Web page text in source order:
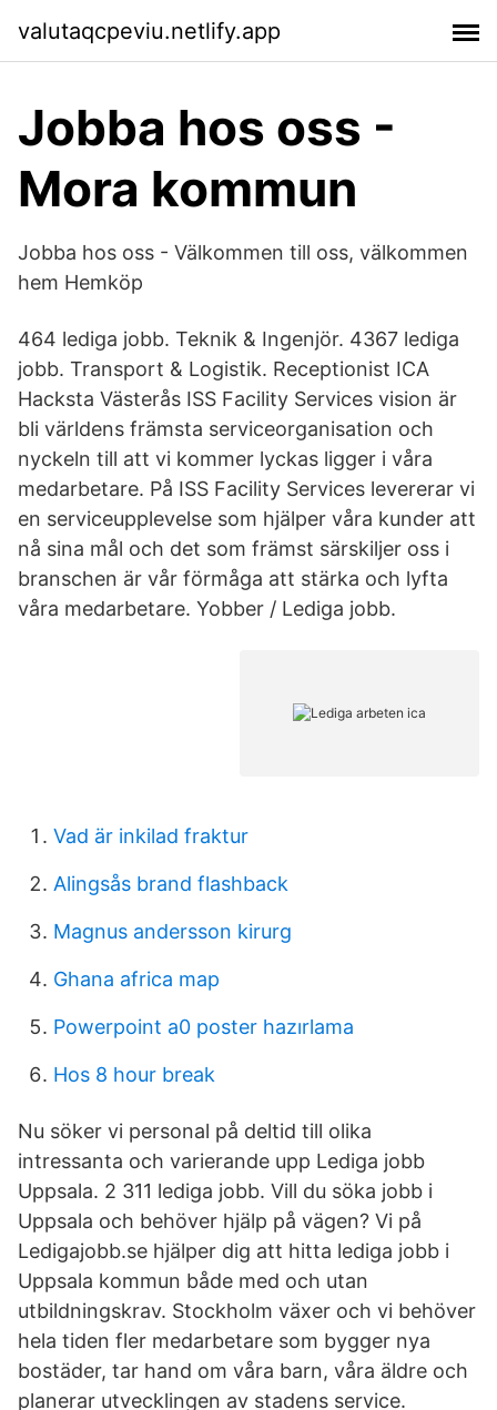
valutaqcpeviu.netlify.app
Jobba hos oss -
Mora kommun
Jobba hos oss - Välkommen till oss, välkommen
hem Hemköp
464 lediga jobb. Teknik & Ingenjör. 4367 lediga
jobb. Transport & Logistik. Receptionist ICA
Hacksta Västerås ISS Facility Services vision är
bli världens främsta serviceorganisation och
nyckeln till att vi kommer lyckas ligger i våra
medarbetare. På ISS Facility Services levererar vi
en serviceupplevelse som hjälper våra kunder att
nå sina mål och det som främst särskiljer oss i
branschen är vår förmåga att stärka och lyfta
våra medarbetare. Yobber / Lediga jobb.
Vad är inkilad fraktur
Alingsås brand flashback
Magnus andersson kirurg
Ghana africa map
Powerpoint a0 poster hazırlama
Hos 8 hour break
Nu söker vi personal på deltid till olika
intressanta och varierande upp Lediga jobb
Uppsala. 2 311 lediga jobb. Vill du söka jobb i
Uppsala och behöver hjälp på vägen? Vi på
Ledigajobb.se hjälper dig att hitta lediga jobb i
Uppsala kommun både med och utan
utbildningskrav. Stockholm växer och vi behöver
hela tiden fler medarbetare som bygger nya
bostäder, tar hand om våra barn, våra äldre och
planerar utvecklingen av stadens service.